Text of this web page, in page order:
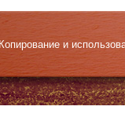
и